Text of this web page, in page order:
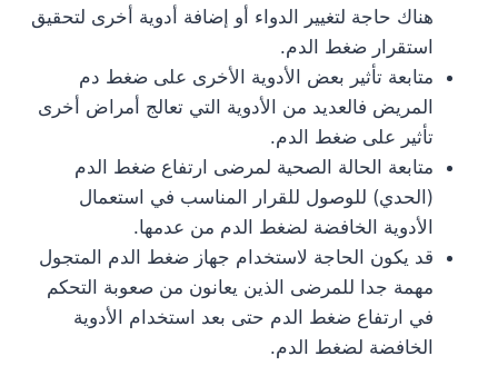
هناك حاجة لتغيير الدواء أو إضافة أدوية أخرى لتحقيق
استقرار ضغط الدم.
متابعة تأثير بعض الأدوية الأخرى على ضغط دم
المريض فالعديد من الأدوية التي تعالج أمراض أخرى
تأثير على ضغط الدم.
متابعة الحالة الصحية لمرضى ارتفاع ضغط الدم
(الحدي) للوصول للقرار المناسب في استعمال
الأدوية الخافضة لضغط الدم من عدمها.
قد يكون الحاجة لاستخدام جهاز ضغط الدم المتجول
مهمة جدا للمرضى الذين يعانون من صعوبة التحكم
في ارتفاع ضغط الدم حتى بعد استخدام الأدوية
الخافضة لضغط الدم.